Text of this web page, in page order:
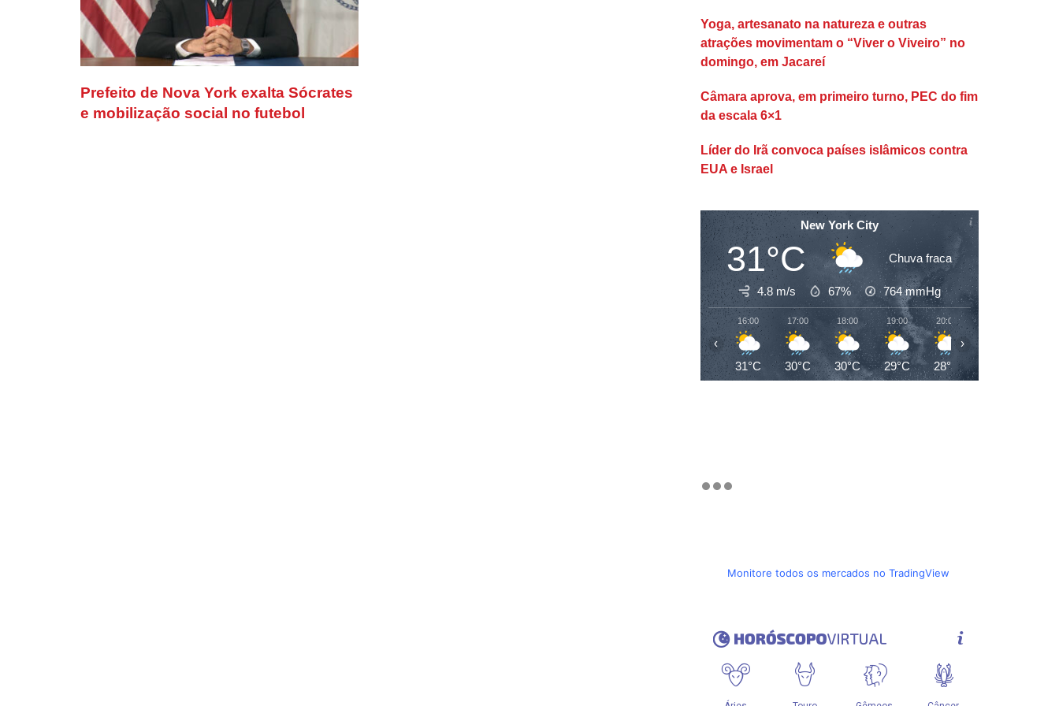
Prefeito de Nova York exalta Sócrates
e mobilização social no futebol
Yoga, artesanato na natureza e outras
atrações movimentam o “Viver o Viveiro” no
domingo, em Jacareí
Câmara aprova, em primeiro turno, PEC do fim
da escala 6×1
Líder do Irã convoca países islâmicos contra
EUA e Israel
New York City
31°C Chuva fraca
4.8 m/s 67% 764mmHg
16:00
31°C
17:00
30°C
18:00
30°C
19:00
29°C
20:00
28°C
‹ ›
Monitore todos os mercados no TradingView